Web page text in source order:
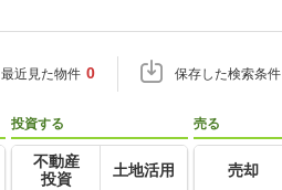
最近見た物件 0 保存した検索条件
投資する
不動産
投資
土地活用
売る
売却